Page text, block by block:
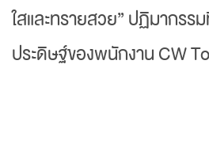
ใสและทรายสวย” ปฏิมากรร
ประดิษฐ์ของพนักงาน CW